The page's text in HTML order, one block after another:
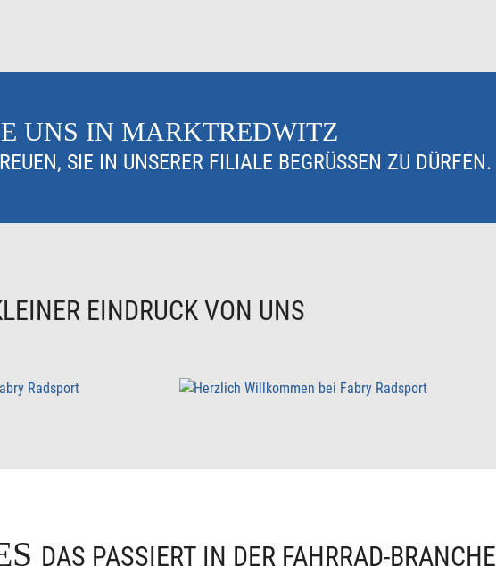
UNS IN MARKTREDWITZ
SIE IN UNSERER FILIALE BEGRÜSSEN ZU DÜRFEN.
EINDRUCK VON UNS
DAS PASSIERT IN DER FAHRRAD-BRANCHE